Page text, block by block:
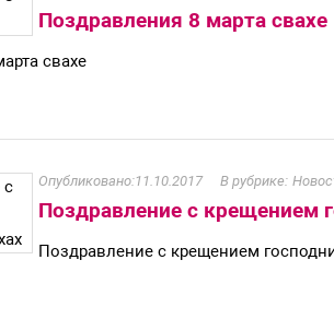
Поздравления 8 марта свахе
свахе
11.10.2017
Поздравление с крещением
Поздравление с крещением